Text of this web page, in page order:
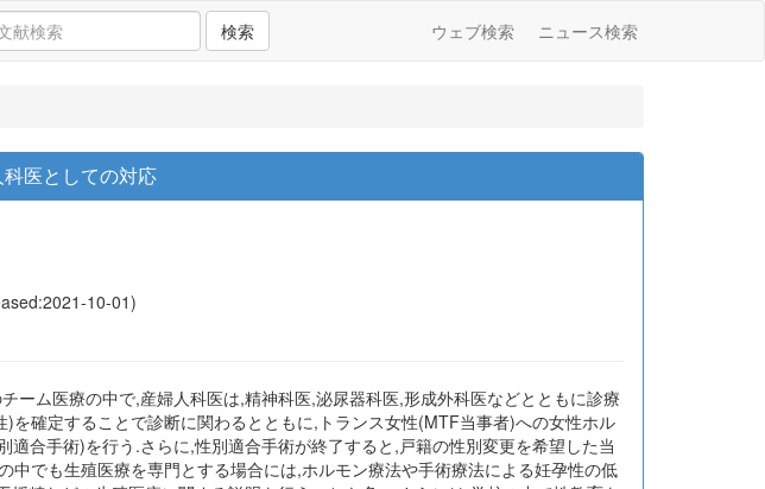
検索 ウェブ検索 ニュース検索
医としての対応
10-01)
ーム医療の中で,産婦人科医は,精神科医,泌尿器科医,形成外科医などとともに診療
確定することで診断に関わるとともに,トランス女性(MTF当事者)への女性ホル
合手術)を行う.さらに,性別適合手術が終了すると,戸籍の性別変更を希望した当
でも生殖医療を専門とする場合には,ホルモン療法や手術療法による妊孕性の低